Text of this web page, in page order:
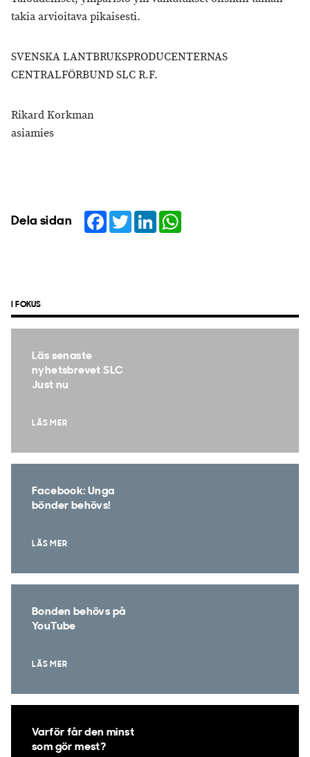
takia arvioitava pikaisesti.
SVENSKA LANTBRUKSPRODUCENTERNAS
CENTRALFÖRBUND SLC R.F.
Rikard Korkman
asiamies
Dela sidan Facebook
TwitterLinkedIn
I FOKUS
Läs senaste
nyhetsbrevet SLC
Just nu
LÄS MER
Facebook: Unga
bönder behövs!
LÄS MER
Bonden behövs på
YouTube
LÄS MER
Varför får den minst
som gör mest?